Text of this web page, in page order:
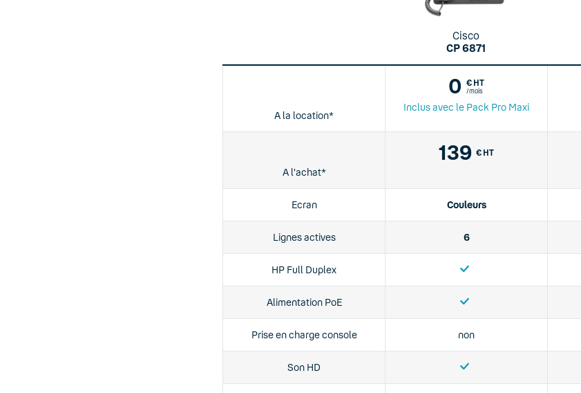
Cisco
CP 6871
A la location*
0 € HT
/mois
Inclus avec le Pack Pro Maxi
A l'achat*
139 € HT
Ecran Couleurs
Lignes actives 6
HP Full Duplex
Alimentation PoE
Prise en charge console non
Son HD